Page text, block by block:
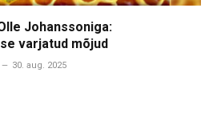
Johanssoniga:
varjatud mõjud
30. aug. 2025